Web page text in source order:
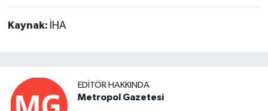
Kaynak: İHA
EDITÖR HAKKINDA
Metropol Gazetesi